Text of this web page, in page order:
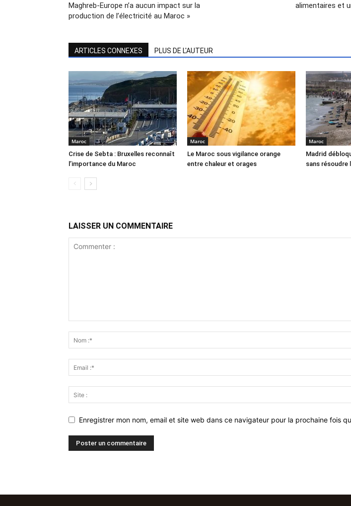
Maghreb-Europe n’a aucun impact sur la
production de l’électricité au Maroc »
alimentaires et
ARTICLES CONNEXES PLUS DE L'AUTEUR
Maroc
Crise de Sebta : Bruxelles reconnaît
l’importance du Maroc
Maroc
Le Maroc sous vigilance orange
entre chaleur et orages
Maroc
Madrid
sans résoudre
LAISSER UN COMMENTAIRE
Enregistrer mon nom, email et site web dans ce navigateur pour la prochaine fois